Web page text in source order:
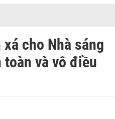
cho Nhà sáng
toàn và vô điều